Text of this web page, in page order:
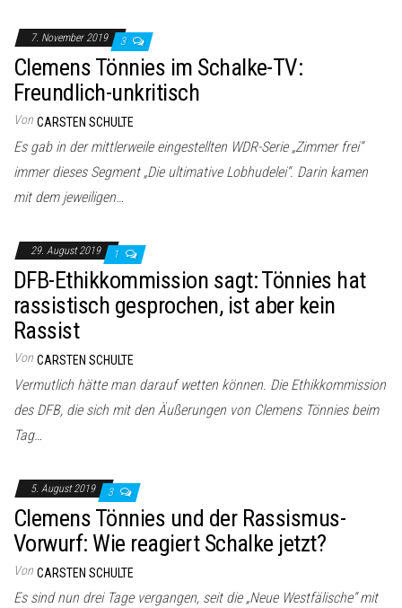
7. November 2019 3
Clemens Tönnies im Schalke-TV:
Freundlich-unkritisch
Von CARSTEN SCHULTE
Es gab in der mittlerweile eingestellten WDR-Serie „Zimmer frei“
immer dieses Segment „Die ultimative Lobhudelei“. Darin kamen
mit dem jeweiligen…
29. August 2019 1
DFB-Ethikkommission sagt: Tönnies hat
rassistisch gesprochen, ist aber kein
Rassist
Von CARSTEN SCHULTE
Vermutlich hätte man darauf wetten können. Die Ethikkommission
des DFB, die sich mit den Äußerungen von Clemens Tönnies beim
Tag…
5. August 2019 3
Clemens Tönnies und der Rassismus-
Vorwurf: Wie reagiert Schalke jetzt?
Von CARSTEN SCHULTE
Es sind nun drei Tage vergangen, seit die „Neue Westfälische“ mit